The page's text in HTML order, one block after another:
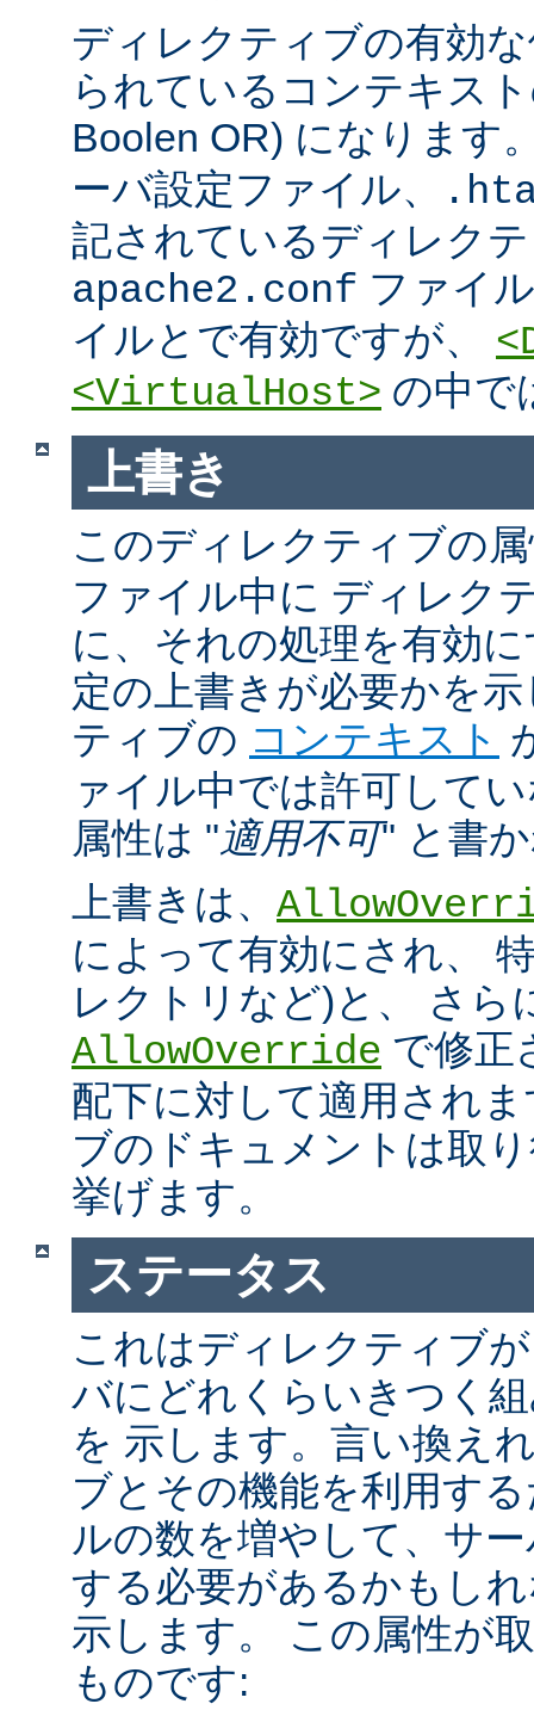
ディレクティブの有効
られているコンテキス
Boolen OR) になります
ーバ設定ファイル、
記されているディレク
apache2.conf ファイ
イルとで有効ですが、
<VirtualHost> の中で
上書き
このディレクティブの
ファイル中に ディレク
に、それの処理を有効
定の上書きが必要かを
ティブの コンテキスト
ァイル中では許可して
属性は "適用不可" と書
上書きは、
によって有効にされ、
レクトリなど)と、 さら
AllowOverride で修正
配下に対して適用され
ブのドキュメントは取
挙げます。
ステータス
これはディレクティブ
バにどれくらいきつく
を 示します。言い換え
ブとその機能を利用す
ルの数を増やして、サ
する必要があるかもし
示します。 この属性が
ものです: